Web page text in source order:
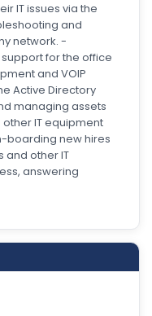
IT issues via the
and
network. -
for the office
and VOIP
Active Directory
managing assets
IT equipment
boarding new hires
and other IT
answering